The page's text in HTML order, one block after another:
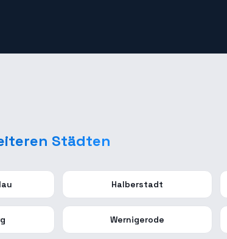
Städten
Halberstadt
Wernigerode